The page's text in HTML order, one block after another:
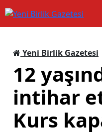
Yeni Birlik Gazetesi
12
intihar
Kurs